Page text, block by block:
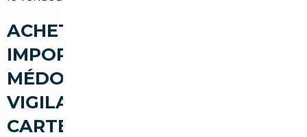
ACHETER UNE VOITURE
IMPORTÉE À LE TAILLAN-
MÉDOC : LES POINTS DE
VIGILANCE (TVA, CONFORMITÉ,
CARTE GRISE)